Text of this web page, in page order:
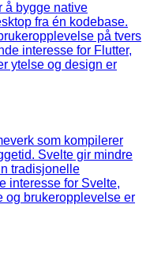
å bygge native
fra én kodebase.
på tvers
interesse for Flutter,
ytelse og design er
som kompilerer
Svelte gir mindre
tradisjonelle
interesse for Svelte,
og brukeropplevelse er